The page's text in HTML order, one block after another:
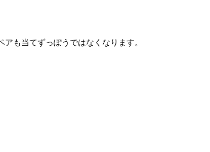
も当てずっぽうではなくなります。